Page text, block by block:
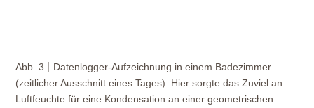
Abb. 3
Datenlogger-Aufzeichnung in einem Badezimmer
(zeitlicher Ausschnitt eines Tages). Hier sorgte das Zuviel an
Luftfeuchte für eine Kondensation an einer geometrischen